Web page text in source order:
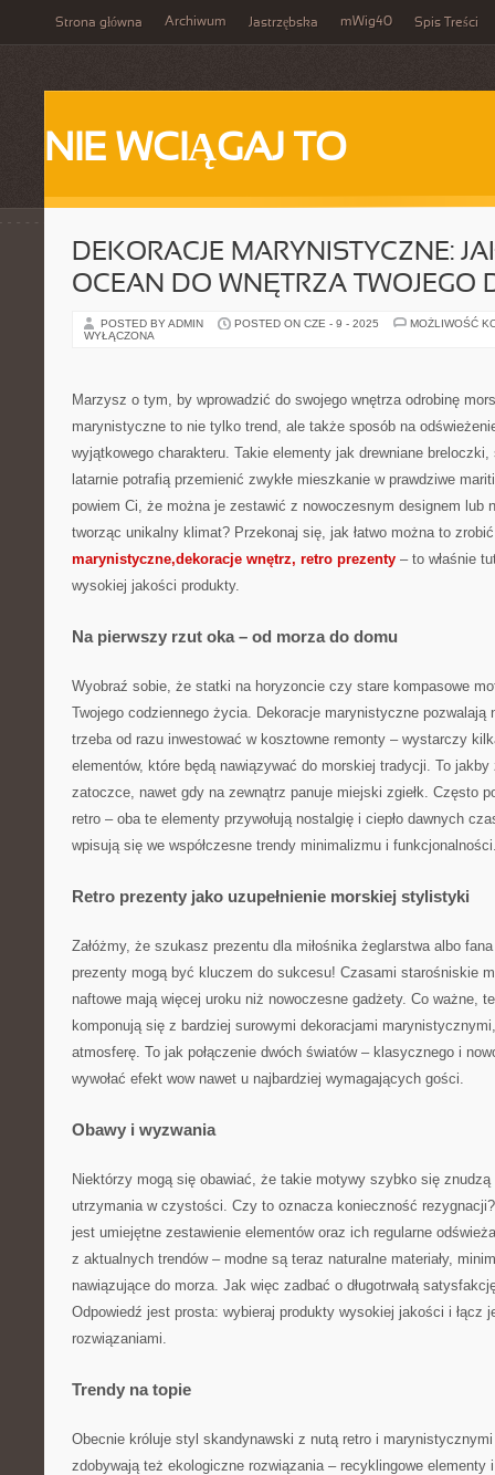
Strona główna Archiwum Jastrzębska mWig40 Spis Treści
NIE WCIĄGAJ TO
DEKORACJE MARYNISTYCZNE:
OCEAN DO WNĘTRZA TWOJEGO
POSTED BY ADMIN POSTED ON CZE - 9 - 2025
MOŻLIWOŚĆ
WYŁĄCZONA
Marzysz o tym, by wprowadzić do swojego wnętrza odrobinę
marynistyczne to nie tylko trend, ale także sposób na
wyjątkowego charakteru. Takie elementy jak drewniane
latarnie potrafią przemienić zwykłe mieszkanie w prawdziwe
powiem Ci, że można je zestawić z nowoczesnym designem lub
tworząc unikalny klimat? Przekonaj się, jak łatwo można to
marynistyczne,dekoracje wnętrz, retro prezenty – to właśnie
wysokiej jakości produkty.
Na pierwszy rzut oka – od morza do domu
Wyobraź sobie, że statki na horyzoncie czy stare kompasowe
Twojego codziennego życia. Dekoracje marynistyczne pozwalają
trzeba od razu inwestować w kosztowne remonty – wystarczy
elementów, które będą nawiązywać do morskiej tradycji. To
zatoczce, nawet gdy na zewnątrz panuje miejski zgiełk. Często
retro – oba te elementy przywołują nostalgię i ciepło dawnych
wpisują się we współczesne trendy minimalizmu i
Retro prezenty jako uzupełnienie morskiej stylistyki
Załóżmy, że szukasz prezentu dla miłośnika żeglarstwa albo
prezenty mogą być kluczem do sukcesu! Czasami starośniskie
naftowe mają więcej uroku niż nowoczesne gadżety. Co ważne,
komponują się z bardziej surowymi dekoracjami
atmosferę. To jak połączenie dwóch światów – klasycznego i
wywołać efekt wow nawet u najbardziej wymagających gości.
Obawy i wyzwania
Niektórzy mogą się obawiać, że takie motywy szybko się znudzą
utrzymania w czystości. Czy to oznacza konieczność
jest umiejętne zestawienie elementów oraz ich regularne
z aktualnych trendów – modne są teraz naturalne materiały,
nawiązujące do morza. Jak więc zadbać o długotrwałą
Odpowiedź jest prosta: wybieraj produkty wysokiej jakości i łącz
rozwiązaniami.
Trendy na topie
Obecnie króluje styl skandynawski z nutą retro i
zdobywają też ekologiczne rozwiązania – recyklingowe elementy